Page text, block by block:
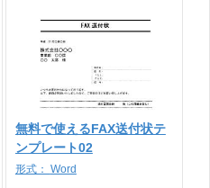
無料で使えるFAX送付状テ
ンプレート02
形式： Word